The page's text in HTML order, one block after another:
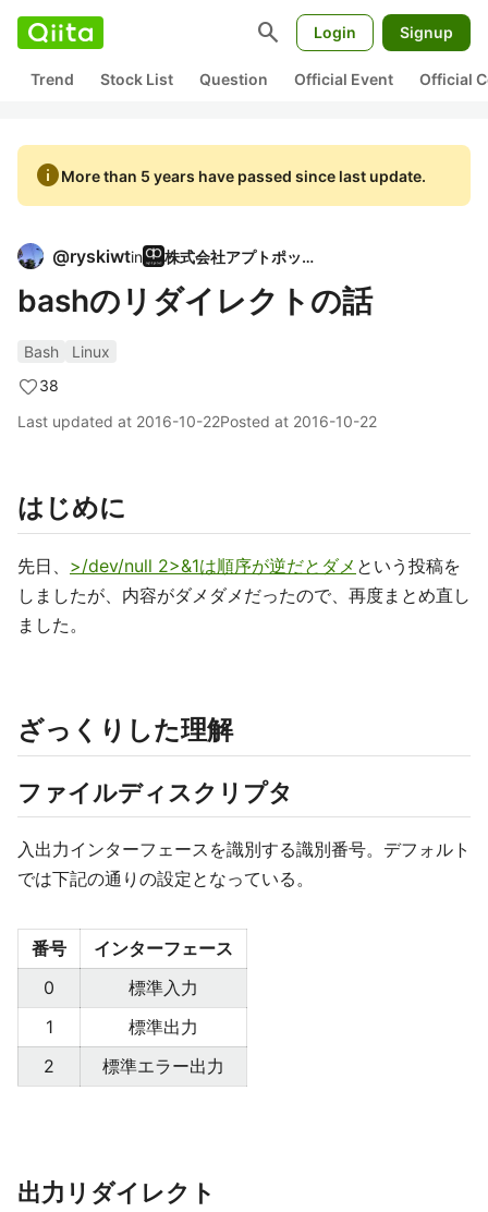
search Login Signup
Trend Stock List Question Official Event Official
infoMore than 5 years have passed since last update.
@ryskiwtin 株式会社アプトポッド
bashのリダイレクトの話
Bash
Linux
38
Last updated at 2016-10-22Posted at 2016-10-22
はじめに
先日、 >/dev/null 2>&1は順序が逆だとダメ という投稿を
しましたが、内容がダメダメだったので、再度まとめ直し
ました。
ざっくりした理解
ファイルディスクリプタ
入出力インターフェースを識別する識別番号。デフォルト
では下記の通りの設定となっている。
番号
インターフェース
0
標準入力
1
標準出力
2
標準エラー出力
出力リダイレクト